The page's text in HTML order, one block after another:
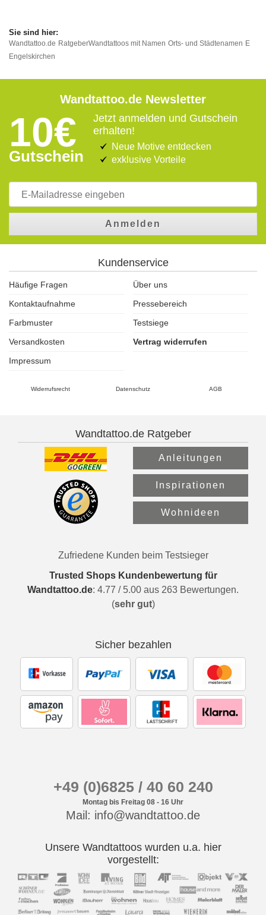
Wandtattoo.de RatgeberWandtattoos mit Namen Orts- und Städtenamen E
Engelskirchen
Wandtattoo.de Newsletter
10€
Gutschein
Jetzt anmelden und Gutschein
erhalten!
Neue Motive entdecken
exklusive Vorteile
Anmelden
Kundenservice
Häufige Fragen
Über uns
Kontaktaufnahme
Pressebereich
Farbmuster
Testsiege
Versandkosten
Vertrag widerrufen
Impressum
Widerrufsrecht Datenschutz AGB
Wandtattoo.de Ratgeber
Anleitungen
Inspirationen
Wohnideen
Zufriedene Kunden beim Testsieger
Trusted Shops Kundenbewertung für
Wandtattoo.de: 4.77 / 5.00 aus 263 Bewertungen.
(sehr gut)
Sicher bezahlen
+49 (0)6825 / 40 60 240
Montag bis Freitag 08 - 16 Uhr
Mail: info@wandtattoo.de
Unsere Wandtattoos wurden u.a. hier
vorgestellt: